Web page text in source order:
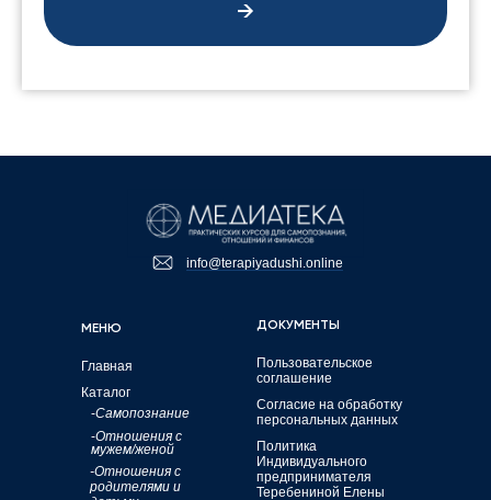
→
Пользовательское
соглашение
Согласие на обработку
персональных данных
Политика
Индивидуального
предпринимателя
Теребениной Елены
Каталог
-Самопознание
-Отношения с
мужем/женой
-Отношения с
родителями и
Главная
info@terapiyadushi.online
МЕНЮ ДОКУМЕНТЫ